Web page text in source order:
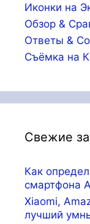
Иконки на
Обзор &
Ответы &
Съёмка на
Свежие
Как
смартфона
Xiaomi,
лучший